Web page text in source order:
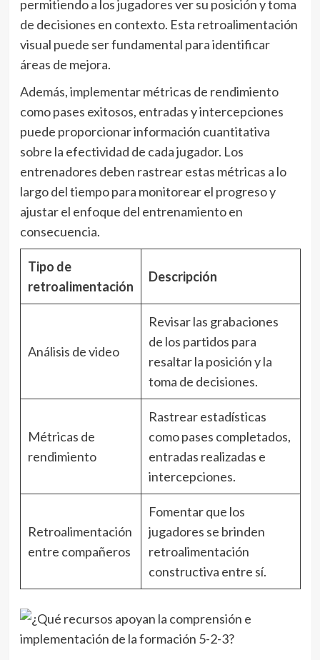
permitiendo a los jugadores ver su posición y toma
de decisiones en contexto. Esta retroalimentación
visual puede ser fundamental para identificar
áreas de mejora.
Además, implementar métricas de rendimiento
como pases exitosos, entradas y intercepciones
puede proporcionar información cuantitativa
sobre la efectividad de cada jugador. Los
entrenadores deben rastrear estas métricas a lo
largo del tiempo para monitorear el progreso y
ajustar el enfoque del entrenamiento en
consecuencia.
Tipo de
retroalimentación
Descripción
Análisis de video
Revisar las grabaciones
de los partidos para
resaltar la posición y la
toma de decisiones.
Métricas de
rendimiento
Rastrear estadísticas
como pases completados,
entradas realizadas e
intercepciones.
Retroalimentación
entre compañeros
Fomentar que los
jugadores se brinden
retroalimentación
constructiva entre sí.